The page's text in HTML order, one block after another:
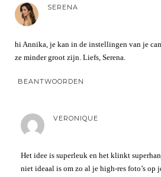
SERENA
hi Annika, je kan in de instellingen van je
ze minder groot zijn. Liefs, Serena.
BEANTWOORDEN
VERONIQUE
Het idee is superleuk en het klinkt
niet ideaal is om zo al je high-res foto’s op